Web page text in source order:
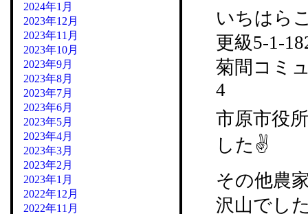
いちはら
更級5-1-
菊間コミ
4
市原市役
した✌️
その他農
沢山でし
2024年1月
2023年12月
2023年11月
2023年10月
2023年9月
2023年8月
2023年7月
2023年6月
2023年5月
2023年4月
2023年3月
2023年2月
2023年1月
2022年12月
2022年11月